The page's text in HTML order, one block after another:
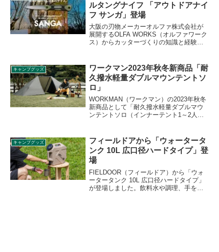
ルタングナイフ 「アウトドアナイ
フ サンガ」登場
大阪の刃物メーカーオルファ株式会社が
展開するOLFA WORKS（オルファワーク
ス）からカッターづくりの知識と経験が
日に発売されます。詳細をレビューしま
す。
キャンプグッズ
ワークマン2023年秋冬新商品「耐
久撥水軽量ダブルマウンテントソ
ロ」
WORKMAN（ワークマン）の2023年秋冬
新商品として「耐久撥水軽量ダブルマウ
ンテントソロ（インナーテント1～2人
に分けて使用することができます。詳細
をレビューします。
キャンプグッズ
フィールドアから「ウォータータ
ンク 10L 広口径ハードタイプ」登
場
FIELDOOR（フィールドア）から「ウォ
ータータンク 10L 広口径ハードタイプ」
が登場しました。飲料水や調理、手を洗